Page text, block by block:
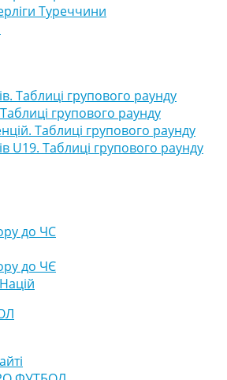
Туреччини
Таблиці групового раунду
групового раунду
Таблиці групового раунду
U19. Таблиці групового раунду
до ЧС
до ЧЄ